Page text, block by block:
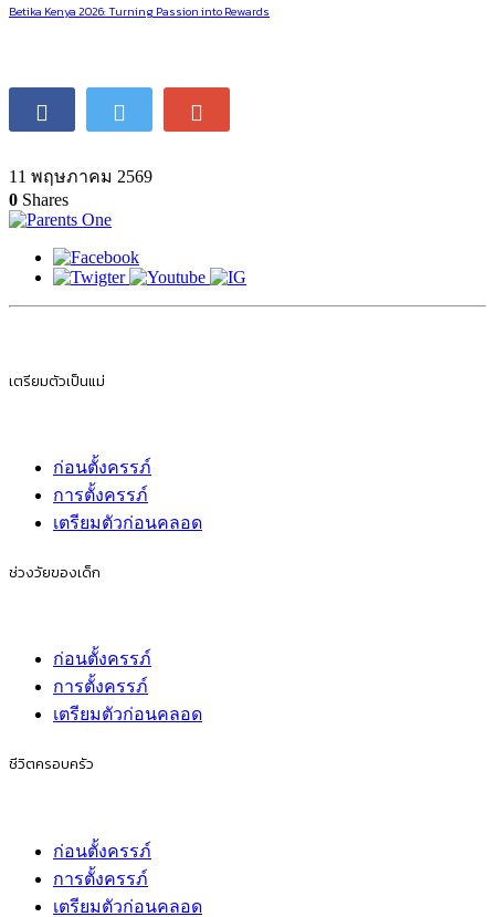
Betika Kenya 2026: Turning Passion into Rewards
11 พฤษภาคม 2569
0 Shares
เตรียมตัวเป็นแม่
ก่อนตั้งครรภ์
การตั้งครรภ์
เตรียมตัวก่อนคลอด
ช่วงวัยของเด็ก
ก่อนตั้งครรภ์
การตั้งครรภ์
เตรียมตัวก่อนคลอด
ชีวิตครอบครัว
ก่อนตั้งครรภ์
การตั้งครรภ์
เตรียมตัวก่อนคลอด